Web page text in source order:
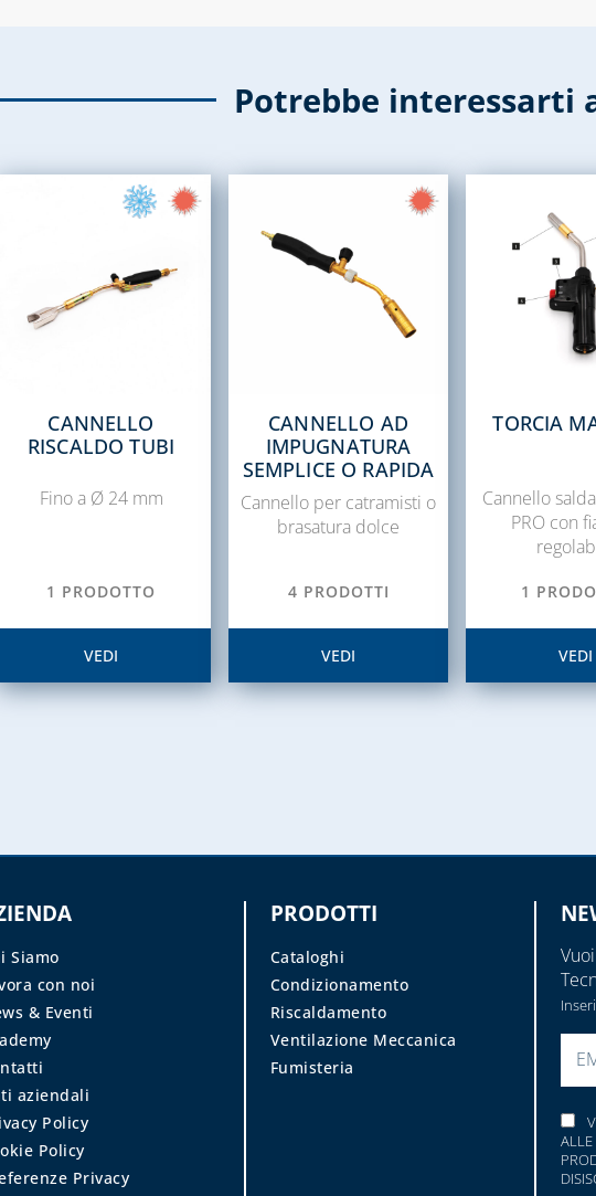
Potrebbe interessarti
CANNELLO
RISCALDO TUBI
Fino a Ø 24 mm
1 PRODOTTO
VEDI
CANNELLO AD
IMPUGNATURA
SEMPLICE O RAPIDA
Cannello per catramisti o
brasatura dolce
4 PRODOTTI
VEDI
TORCIA
Cannello
PRO con
1
VEDI
Siamo
con noi
& Eventi
aziendali
Policy
Policy
Privacy
PRODOTTI
Cataloghi
Condizionamento
Riscaldamento
Ventilazione Meccanica
Fumisteria
SI
ALLE